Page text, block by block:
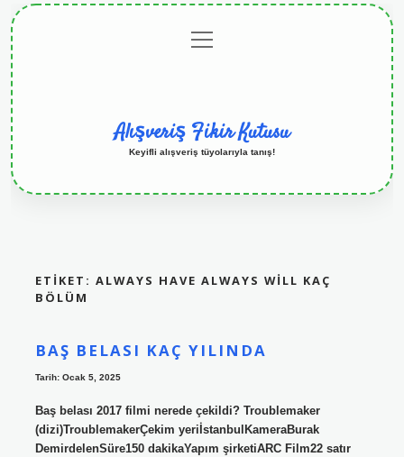
menüyü
aç
Alışveriş Fikir Kutusu
Keyifli alışveriş tüyolarıyla tanış!
ETIKET: ALWAYS HAVE ALWAYS WILL KAÇ
BÖLÜM
BAŞ BELASI KAÇ YILINDA
Tarih: Ocak 5, 2025
Baş belası 2017 filmi nerede çekildi? Troublemaker
(dizi)TroublemakerÇekim yeriİstanbulKameraBurak
DemirdelenSüre150 dakikaYapım şirketiARC Film22 satır